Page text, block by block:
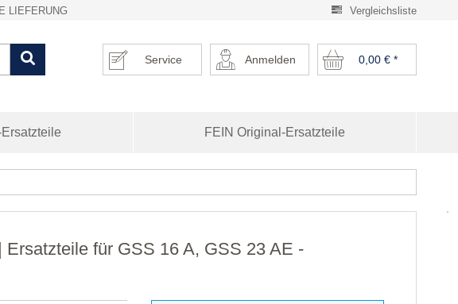
Vergleichsliste
LIEFERUNG
0,00 €*
Anmelden
Service
FEIN Original-Ersatzteile
für GSS 16 A, GSS 23 AE -